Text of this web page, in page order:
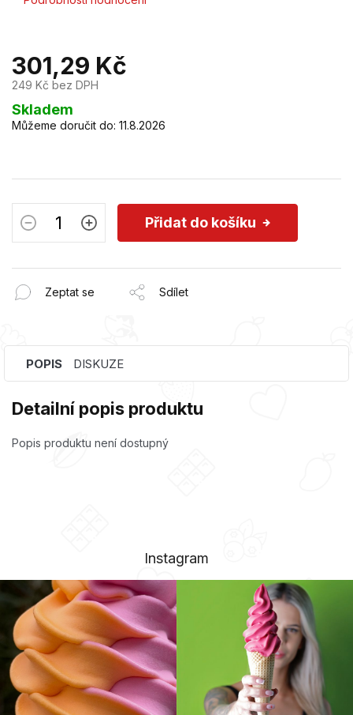
0,0
z
5
hvězdiček.
301,29 Kč
249 Kč bez DPH
Měrná
cena:
Skladem
Můžeme doručit do: 11.8.2026
Přidat do košíku
Zeptat se Sdílet
POPIS DISKUZE
Detailní popis produktu
Popis produktu není dostupný
Instagram